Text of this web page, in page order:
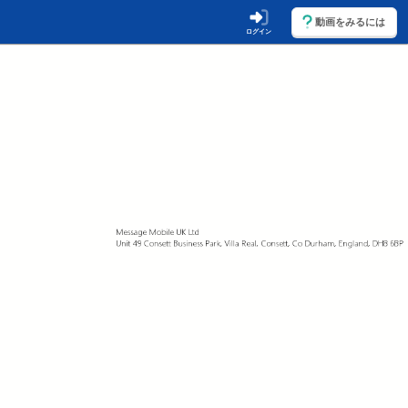
ログイン
動画をみるには